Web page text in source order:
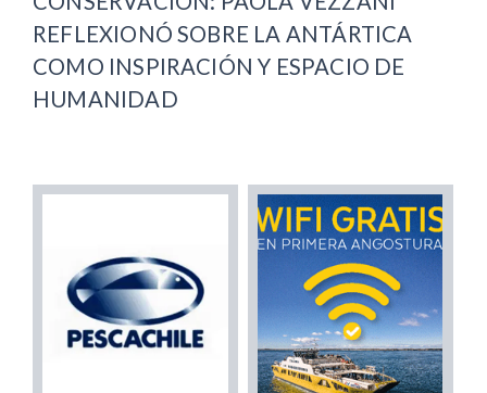
REFLEXIONÓ SOBRE LA ANTÁRTICA
COMO INSPIRACIÓN Y ESPACIO DE
HUMANIDAD